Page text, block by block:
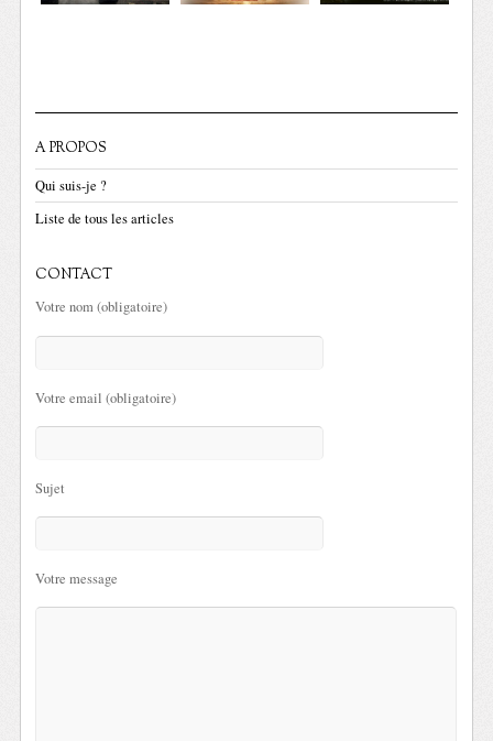
A PROPOS
Qui suis-je ?
Liste de tous les articles
CONTACT
Votre nom (obligatoire)
Votre email (obligatoire)
Sujet
Votre message